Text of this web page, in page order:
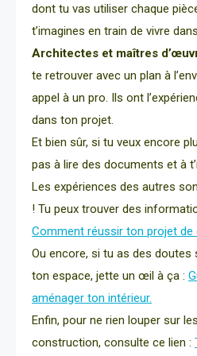
dont tu vas utiliser chaque
t’imagines en train de vivre
Architectes et maîtres
te retrouver avec un plan à
appel à un pro. Ils ont
dans ton projet.
Et bien sûr, si tu veux encore
pas à lire des documents et à
Les expériences des autres
! Tu peux trouver des
Comment réussir ton projet
Ou encore, si tu as des doutes
ton espace, jette un œil à ça :
aménager ton intérieur.
Enfin, pour ne rien louper sur
construction, consulte ce lien :